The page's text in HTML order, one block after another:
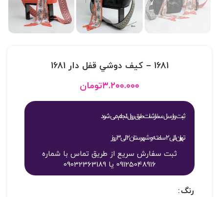
1681 – کيف دوشي قفل دار 1681
۳.۲۰۰.۰۰۰تومان
ثبت و ارسال سفارشات طبق روال انجام می شود
تهران 1 الی 2 ساعته و شهرستان 2 الی 3 روز
ثبت سفارش سریع از طریق تماس با شماره
09125048916 یا 09032363189
رنگ